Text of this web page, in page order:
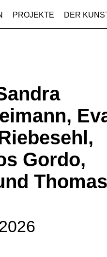
PROJEKTE DER
Gordo,
Thomas